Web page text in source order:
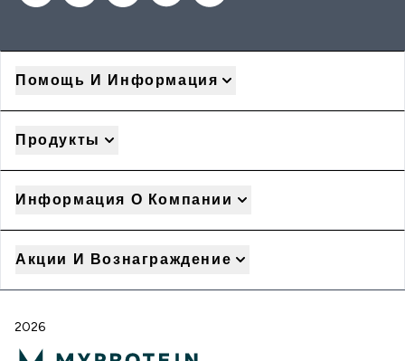
Помощь И Информация
Продукты
Информация О Компании
Акции И Вознаграждение
2026